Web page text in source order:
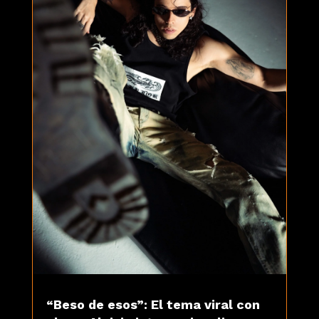
“Beso de esos”: El tema viral con